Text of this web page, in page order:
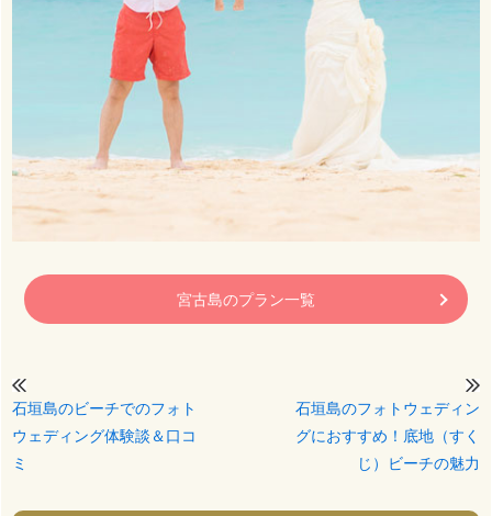
宮古島のプラン一覧
石垣島のビーチでのフォト
ウェディング体験談＆口コ
ミ
石垣島のフォトウェディン
グにおすすめ！底地（すく
じ）ビーチの魅力